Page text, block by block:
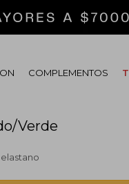
COMPLEMENTOS
Verde